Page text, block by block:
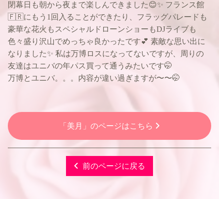
閉幕日も朝から夜まで楽しんできました😊✨ フランス館
🇫🇷にもう1回入ることができたり、フラッグパレードも
豪華な花火もスペシャルドローンショーもDJライブも
色々盛り沢山でめっちゃ良かったです💕 素敵な思い出に
なりました✨ 私は万博ロスになってないですが、周りの
友達はユニバの年パス買って通うみたいです🤭
万博とユニバ。。。内容が違い過ぎますが〜〜🤭
「美月」のページはこちら
前のページに戻る